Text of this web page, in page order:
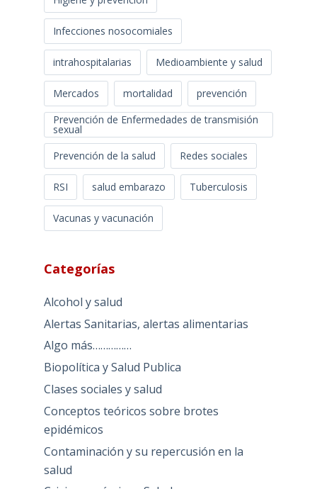
Infecciones nosocomiales
intrahospitalarias Medioambiente y salud
Mercados mortalidad
prevención
Prevención de Enfermedades de transmisión
sexual
Prevención de la salud
Redes sociales
RSI salud embarazo Tuberculosis
Vacunas y vacunación
Categorías
Alcohol y salud
Alertas Sanitarias, alertas alimentarias
Algo más……………
Biopolítica y Salud Publica
Clases sociales y salud
Conceptos teóricos sobre brotes
epidémicos
Contaminación y su repercusión en la
salud